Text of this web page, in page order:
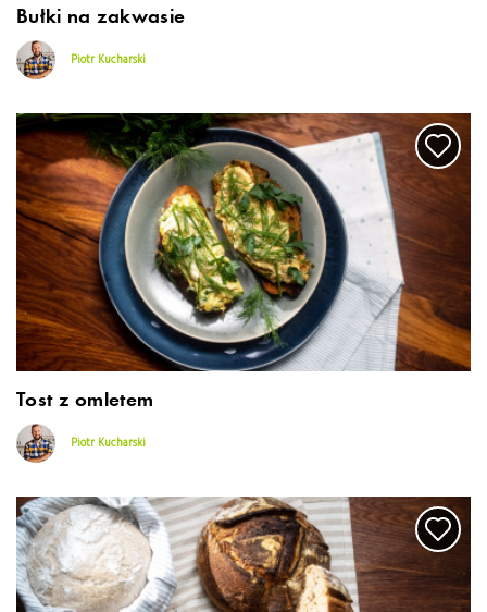
Bułki na zakwasie
Piotr Kucharski
Tost z omletem
Piotr Kucharski